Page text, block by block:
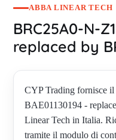
ABBA LINEAR TECH
BRC25A0-N-
replaced by
CYP Trading fornisce
BAE01130194 -
Linear Tech in Italia.
tramite il modulo di